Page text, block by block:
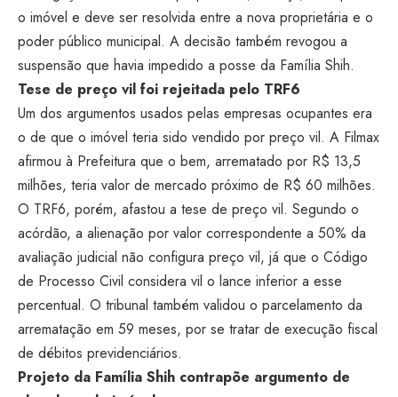
o imóvel e deve ser resolvida entre a nova proprietária e o
poder público municipal. A decisão também revogou a
suspensão que havia impedido a posse da Família Shih.
Tese de preço vil foi rejeitada pelo TRF6
Um dos argumentos usados pelas empresas ocupantes era
o de que o imóvel teria sido vendido por preço vil. A Filmax
afirmou à Prefeitura que o bem, arrematado por R$ 13,5
milhões, teria valor de mercado próximo de R$ 60 milhões.
O TRF6, porém, afastou a tese de preço vil. Segundo o
acórdão, a alienação por valor correspondente a 50% da
avaliação judicial não configura preço vil, já que o Código
de Processo Civil considera vil o lance inferior a esse
percentual. O tribunal também validou o parcelamento da
arrematação em 59 meses, por se tratar de execução fiscal
de débitos previdenciários.
Projeto da Família Shih contrapõe argumento de